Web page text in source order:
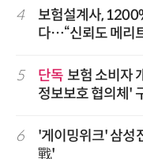
4
보험설계사,
다…“신뢰도 메리
5 단독 보험 소비자
정보보호 협의체'
6
'게이밍위크' 삼성
戰'